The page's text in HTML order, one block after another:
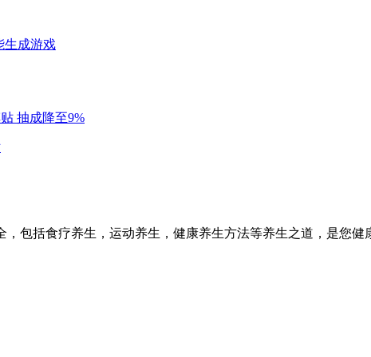
包括食疗养生，运动养生，健康养生方法等养生之道，是您健